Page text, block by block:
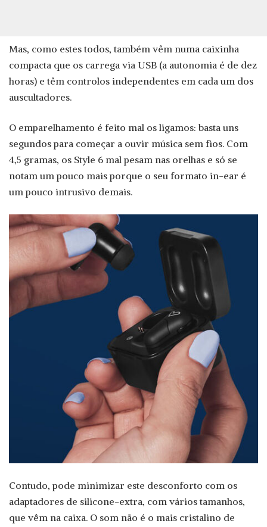
Mas, como estes todos, também vêm numa caixinha
compacta que os carrega via USB (a autonomia é de dez
horas) e têm controlos independentes em cada um dos
auscultadores.
O emparelhamento é feito mal os ligamos: basta uns
segundos para começar a ouvir música sem fios. Com
4,5 gramas, os Style 6 mal pesam nas orelhas e só se
notam um pouco mais porque o seu formato in-ear é
um pouco intrusivo demais.
Contudo, pode minimizar este desconforto com os
adaptadores de silicone-extra, com vários tamanhos,
que vêm na caixa. O som não é o mais cristalino de